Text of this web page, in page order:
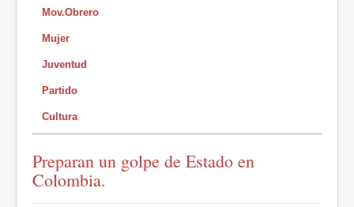
Mov.Obrero
Mujer
Juventud
Partido
Cultura
Preparan un golpe de Estado en
Colombia.